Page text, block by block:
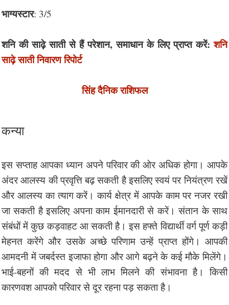
भाग्यस्टार: 3/5
शनि की साढ़े साती से हैं परेशान, समाधान के लिए प्राप्त करें:शनि
साढ़े साती निवारण रिपोर्ट
सिंह दैनिक राशिफल
कन्या
इस सप्ताह आपका ध्यान अपने परिवार की ओर अधिक होगा। आपके
अंदर आलस्य की प्रवृत्ति बढ़ सकती है इसलिए स्वयं पर नियंत्रण रखें
और आलस्य का त्याग करें। कार्य क्षेत्र में आपके काम पर नजर रखी
जा सकती है इसलिए अपना काम ईमानदारी से करें। संतान के साथ
संबंधों में कुछ कड़वाहट आ सकती है। इस हफ्ते विद्यार्थी वर्ग पूर्ण कड़ी
मेहनत करेंगे और उसके अच्छे परिणाम उन्हें प्राप्त होंगे। आपकी
आमदनी में जबर्दस्त इजाफा होगा और आगे बढ़ने के कई मौके मिलेंगे।
भाई-बहनों की मदद से भी लाभ मिलने की संभावना है। किसी
कारणवश आपको परिवार से दूर रहना पड़ सकता है।